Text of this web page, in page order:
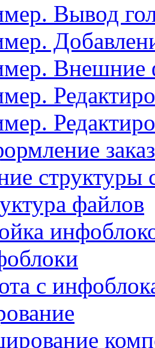
Вывод
Внешние
структуры
файлов
с